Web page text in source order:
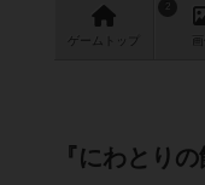
ゲーム トップ
2
画
『にわとり